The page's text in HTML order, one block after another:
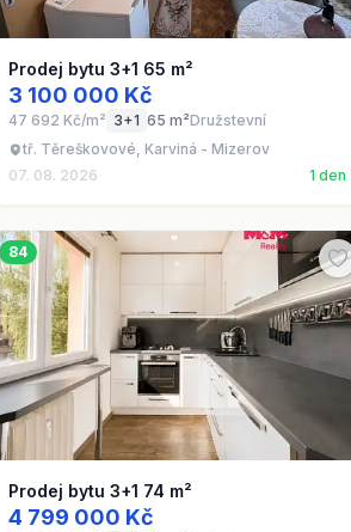
Prodej bytu 3+1 65 m²
3 100 000 Kč
47 692 Kč/m² 3+1 65 m²Družstevní
tř. Těreškovové, Karviná - Mizerov
07. 08. 2026
1 den
84
Prodej bytu 3+1 74 m²
4 799 000 Kč